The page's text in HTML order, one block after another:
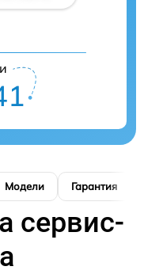
Модели Гарантия
сервис-